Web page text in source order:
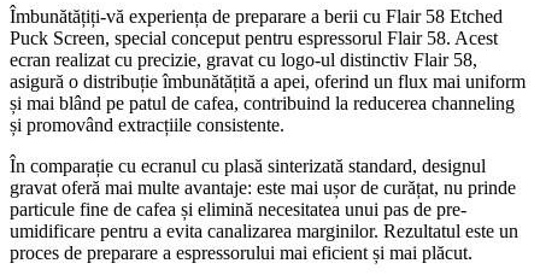
Îmbunătățiți-vă experiența de preparare a berii cu Flair 58 Etched
Puck Screen, special conceput pentru espressorul Flair 58. Acest
ecran realizat cu precizie, gravat cu logo-ul distinctiv Flair 58,
asigură o distribuție îmbunătățită a apei, oferind un flux mai uniform
și mai blând pe patul de cafea, contribuind la reducerea channeling
și promovând extracțiile consistente.
În comparație cu ecranul cu plasă sinterizată standard, designul
gravat oferă mai multe avantaje: este mai ușor de curățat, nu prinde
particule fine de cafea și elimină necesitatea unui pas de pre-
umidificare pentru a evita canalizarea marginilor. Rezultatul este un
proces de preparare a espressorului mai eficient și mai plăcut.